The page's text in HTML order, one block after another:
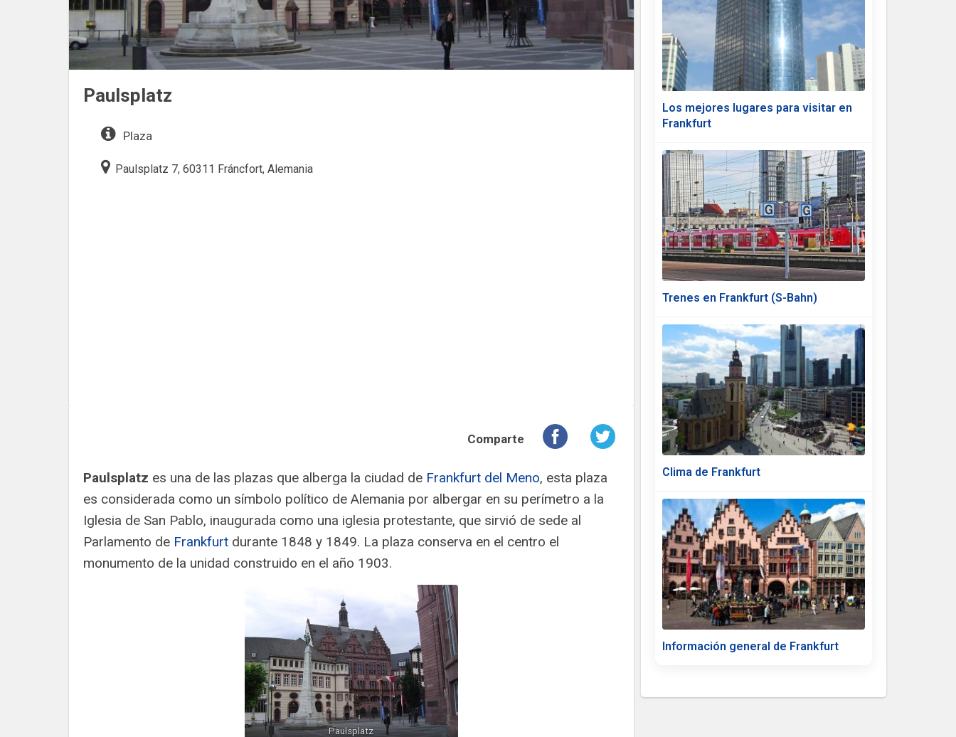
Paulsplatz
Plaza
Paulsplatz 7, 60311 Fráncfort, Alemania
Comparte
Paulsplatz es una de las plazas que alberga la ciudad de Frankfurt del Meno, esta plaza
es considerada como un símbolo político de Alemania por albergar en su perímetro a la
Iglesia de San Pablo, inaugurada como una iglesia protestante, que sirvió de sede al
Parlamento de Frankfurt durante 1848 y 1849. La plaza conserva en el centro el
monumento de la unidad construido en el año 1903.
Paulsplatz
Los mejores lugares para visitar en
Frankfurt
Trenes en Frankfurt (S-Bahn)
Clima de Frankfurt
Información general de Frankfurt